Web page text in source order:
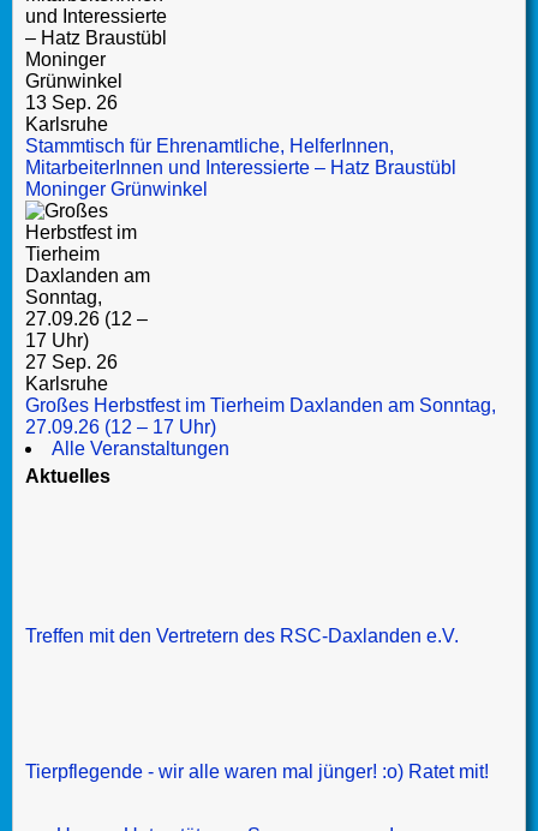
13 Sep. 26
Karlsruhe
Stammtisch für Ehrenamtliche, HelferInnen,
MitarbeiterInnen und Interessierte – Hatz Braustübl
Moninger Grünwinkel
27 Sep. 26
Karlsruhe
Großes Herbstfest im Tierheim Daxlanden am Sonntag,
27.09.26 (12 – 17 Uhr)
Alle Veranstaltungen
Aktuelles
Treffen mit den Vertretern des RSC-Daxlanden e.V.
Tierpflegende - wir alle waren mal jünger! :o) Ratet mit!